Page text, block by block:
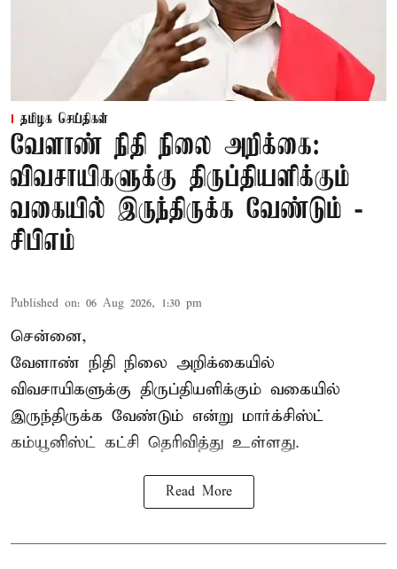
தமிழக செய்திகள்
வேளாண் நிதி நிலை அறிக்கை:
விவசாயிகளுக்கு திருப்தியளிக்கும்
வகையில் இருந்திருக்க வேண்டும் -
சிபிஎம்
Published on: 06 Aug 2026, 1:30 pm
சென்னை,
வேளாண் நிதி நிலை அறிக்கையில்
விவசாயிகளுக்கு திருப்தியளிக்கும் வகையில்
இருந்திருக்க வேண்டும் என்று மார்க்சிஸ்ட்
கம்யூனிஸ்ட் கட்சி தெரிவித்து உள்ளது.
Read More